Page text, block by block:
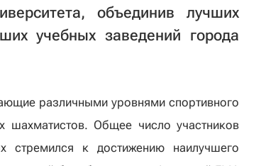
объединив лучших
учебных заведений города
различными уровнями спортивного
Общее число участников
к достижению наилучшего